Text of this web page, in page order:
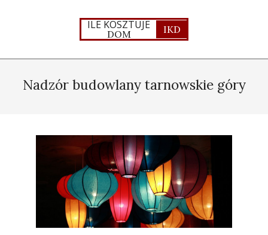
ILE KOSZTUJE
DOM IKD
Navigation
Nadzór budowlany tarnowskie góry